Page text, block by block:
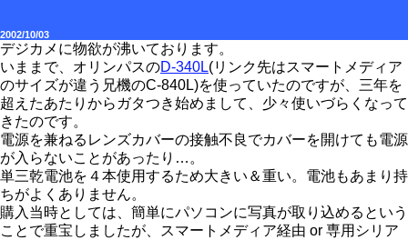
2002/10/03
デジカメに物欲が沸いております。
いままで、オリンパスのD-340L(リンク先はスマートメディア
のサイズが違う兄機のC-840L)を使っていたのですが、三年を
超えたあたりからガタつき始めまして、少々使いづらくなって
きたのです。
電源を兼ねるレンズカバーの接触不良でカバーを開けても電源
が入らないことがあったり…。
単三乾電池を４本使用するため大きい＆重い。電池もあまり持
ちがよくありません。
購入当時としては、簡単にパソコンに写真が取り込めるという
ことで重宝しましたが、スマートメディア経由 or 専用シリア